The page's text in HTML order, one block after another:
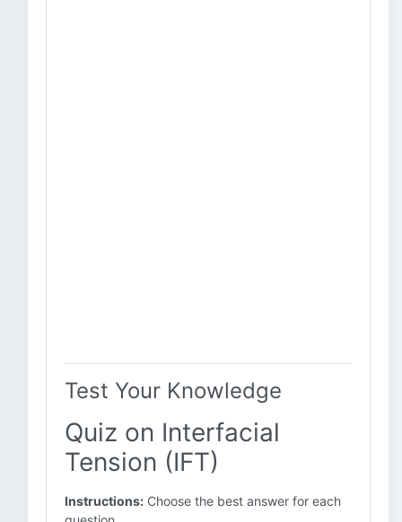
Test Your Knowledge
Quiz on Interfacial
Tension (IFT)
Instructions: Choose the best answer for each